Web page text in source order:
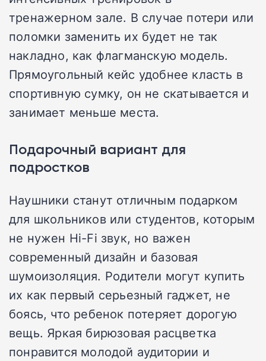
тренажерном зале. В случае потери или
поломки заменить их будет не так
накладно, как флагманскую модель.
Прямоугольный кейс удобнее класть в
спортивную сумку, он не скатывается и
занимает меньше места.
Подарочный вариант для
подростков
Наушники станут отличным подарком
для школьников или студентов, которым
не нужен Hi-Fi звук, но важен
современный дизайн и базовая
шумоизоляция. Родители могут купить
их как первый серьезный гаджет, не
боясь, что ребенок потеряет дорогую
вещь. Яркая бирюзовая расцветка
понравится молодой аудитории и